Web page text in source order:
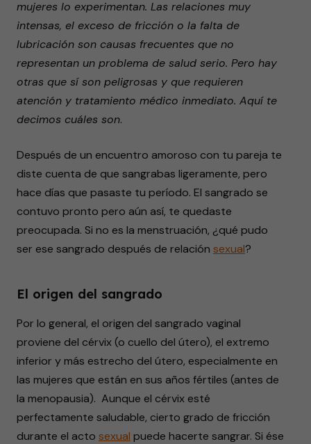
mujeres lo experimentan. Las relaciones muy
intensas, el exceso de fricción o la falta de
lubricación son causas frecuentes que no
representan un problema de salud serio. Pero hay
otras que sí son peligrosas y que requieren
atención y tratamiento médico inmediato. Aquí te
decimos cuáles son.
Después de un encuentro amoroso con tu pareja te
diste cuenta de que sangrabas ligeramente, pero
hace días que pasaste tu período. El sangrado se
contuvo pronto pero aún así, te quedaste
preocupada. Si no es la menstruación, ¿qué pudo
ser ese sangrado después de relación sexual?
El origen del sangrado
Por lo general, el origen del sangrado vaginal
proviene del cérvix (o cuello del útero), el extremo
inferior y más estrecho del útero, especialmente en
las mujeres que están en sus años fértiles (antes de
la menopausia). Aunque el cérvix esté
perfectamente saludable, cierto grado de fricción
durante el acto sexual puede hacerte sangrar. Si ése